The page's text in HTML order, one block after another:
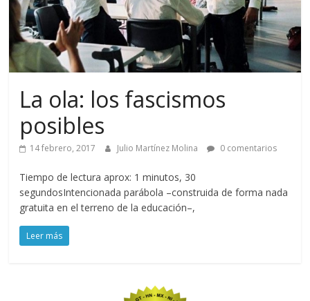
La ola: los fascismos
posibles
14 febrero, 2017 Julio Martínez Molina 0 comentarios
Tiempo de lectura aprox: 1 minutos, 30
segundosIntencionada parábola –construida de forma nada
gratuita en el terreno de la educación–,
Leer más